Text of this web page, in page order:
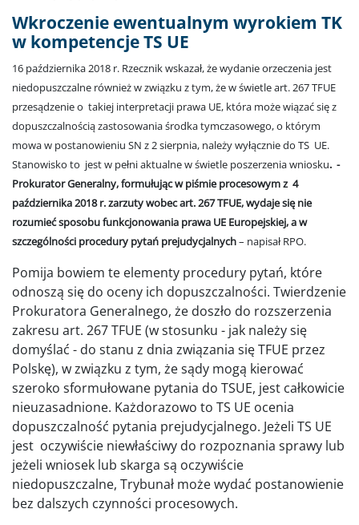
Wkroczenie ewentualnym wyrokiem TK
w kompetencje TS UE
16 października 2018 r. Rzecznik wskazał, że wydanie orzeczenia jest
niedopuszczalne również w związku z tym, że w świetle art. 267 TFUE
przesądzenie o takiej interpretacji prawa UE, która może wiązać się z
dopuszczalnością zastosowania środka tymczasowego, o którym
mowa w postanowieniu SN z 2 sierpnia, należy wyłącznie do TS UE.
Stanowisko to jest w pełni aktualne w świetle poszerzenia wniosku. -
Prokurator Generalny, formułując w piśmie procesowym z 4
października 2018 r. zarzuty wobec art. 267 TFUE, wydaje się nie
rozumieć sposobu funkcjonowania prawa UE Europejskiej, a w
szczególności procedury pytań prejudycjalnych– napisał RPO.
Pomija bowiem te elementy procedury pytań, które
odnoszą się do oceny ich dopuszczalności. Twierdzenie
Prokuratora Generalnego, że doszło do rozszerzenia
zakresu art. 267 TFUE (w stosunku - jak należy się
domyślać - do stanu z dnia związania się TFUE przez
Polskę), w związku z tym, że sądy mogą kierować
szeroko sformułowane pytania do TSUE, jest całkowicie
nieuzasadnione. Każdorazowo to TS UE ocenia
dopuszczalność pytania prejudycjalnego. Jeżeli TS UE
jest oczywiście niewłaściwy do rozpoznania sprawy lub
jeżeli wniosek lub skarga są oczywiście
niedopuszczalne, Trybunał może wydać postanowienie
bez dalszych czynności procesowych.